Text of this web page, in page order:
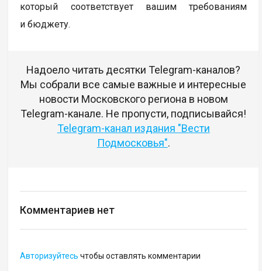
который соответствует вашим требованиям
и бюджету.
Надоело читать десятки Telegram-каналов?
Мы собрали все самые важные и интересные
новости Московского региона в новом
Telegram-канале. Не пропусти, подписывайся!
Telegram-канал издания "Вести
Подмосковья".
Комментариев нет
Авторизуйтесь чтобы оставлять комментарии